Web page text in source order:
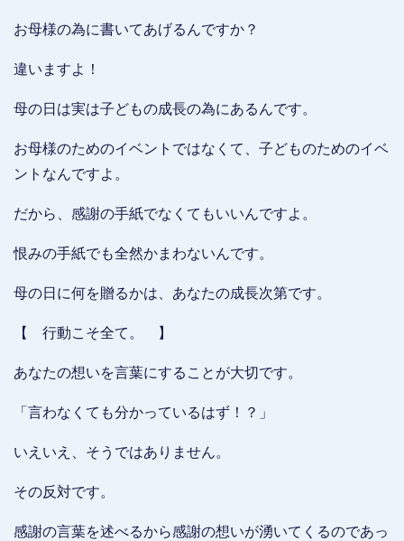
お母様の為に書いてあげるんですか？
違いますよ！
母の日は実は子どもの成長の為にあるんです。
お母様のためのイベントではなくて、子どものためのイベ
ントなんですよ。
だから、感謝の手紙でなくてもいいんですよ。
恨みの手紙でも全然かまわないんです。
母の日に何を贈るかは、あなたの成長次第です。
【 行動こそ全て。 】
あなたの想いを言葉にすることが大切です。
「言わなくても分かっているはず！？」
いえいえ、そうではありません。
その反対です。
感謝の言葉を述べるから感謝の想いが湧いてくるのであっ